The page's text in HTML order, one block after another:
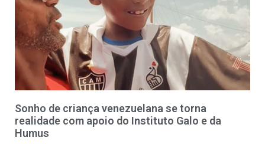
Sonho de criança venezuelana se torna
realidade com apoio do Instituto Galo e da
Humus